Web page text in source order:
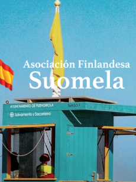
Finlandesa Suomela